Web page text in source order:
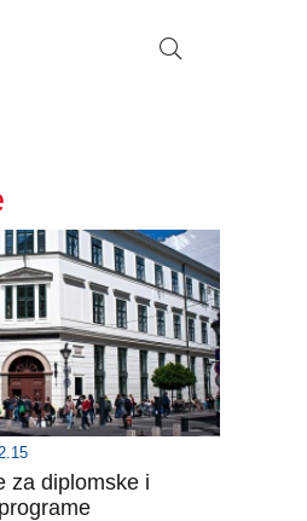
za diplomske i